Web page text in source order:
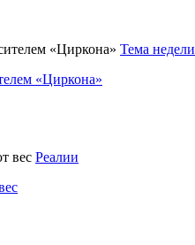
Тема недели
«Циркона»
Реалии